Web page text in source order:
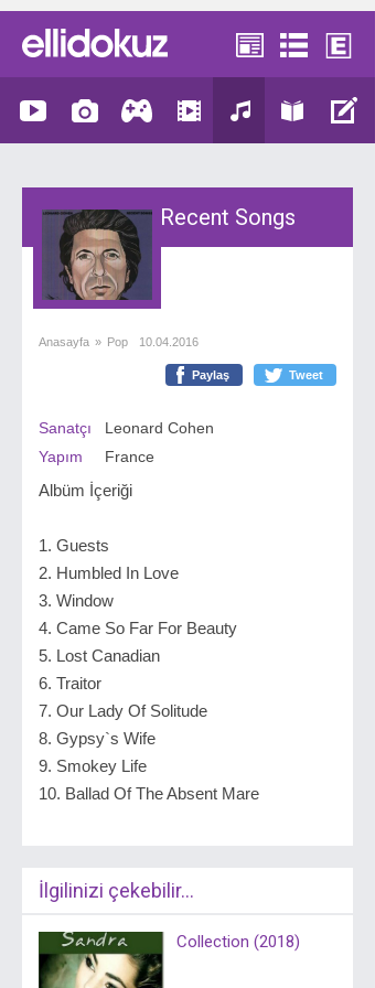
Recent Songs
Anasayfa » Pop 10.04.2016
Paylaş Tweet
Sanatçı
Leonard Cohen
Yapım
France
Albüm İçeriği
1. Guests
2. Humbled In Love
3. Window
4. Came So Far For Beauty
5. Lost Canadian
6. Traitor
7. Our Lady Of Solitude
8. Gypsy`s Wife
9. Smokey Life
10. Ballad Of The Absent Mare
İlgilinizi çekebilir...
Collection (2018)